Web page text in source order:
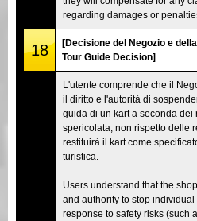
regarding damages or
18
[Decisione del Negozio e
Tour Guide Decision]
L'utente comprende che il
il diritto e l'autorità di
guida di un kart a seconda
spericolata, non rispetto delle
restituirà il kart come
turistica.
Users understand that the
and authority to stop
response to safety risks (such